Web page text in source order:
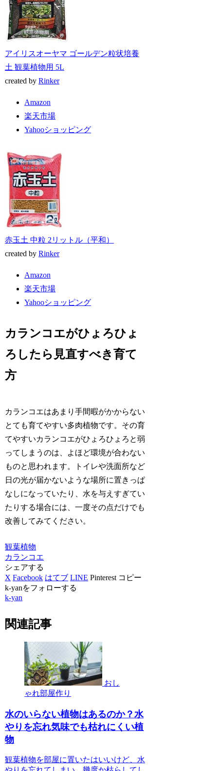
アイリスオーヤマ ゴールデン粒状培養
土 観葉植物用 5L
created byRinker
Amazon
楽天市場
Yahooショッピング
赤玉土 中粒 2リットル（平和）
created byRinker
Amazon
楽天市場
Yahooショッピング
カランコエがひょろひょ
ろしたら見直すべき育て
方
カランコエはあまり手間暇がかからない
とても育てやすい多肉植物です。その育
てやすいカランコエがひょろひょろと弱
ってしまうのは、よほど環境が合わない
ものと思われます。トイレや洗面所など
日の光が届かないような場所に置きっぱ
なしになっていたり、水を与えすぎてい
たりする場合には、一度その点だけでも
改善してみてください。
観葉植物
カランコエ
シェアする
X Facebook はてブ LINE Pinterest コピー
k-yanをフォローする
k-yan
関連記事
おし
ゃれ部屋作り
水のいらない植物はあるのか？水
やりを忘れ気味でも枯れにくい植
物
観葉植物を部屋に置いたはいいけど、水